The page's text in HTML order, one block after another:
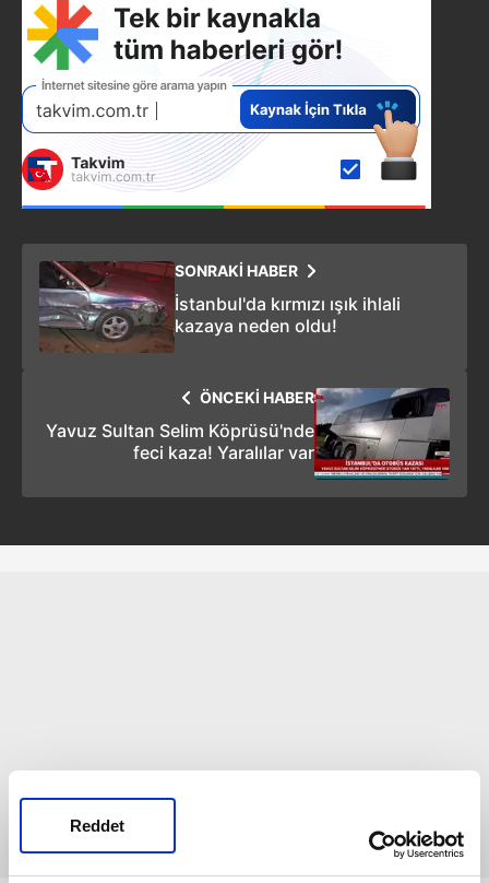
Reddet
SONRAKİ HABER
İstanbul'da kırmızı ışık ihlali
kazaya neden oldu!
ÖNCEKİ HABER
Yavuz Sultan Selim Köprüsü'nde
feci kaza! Yaralılar var